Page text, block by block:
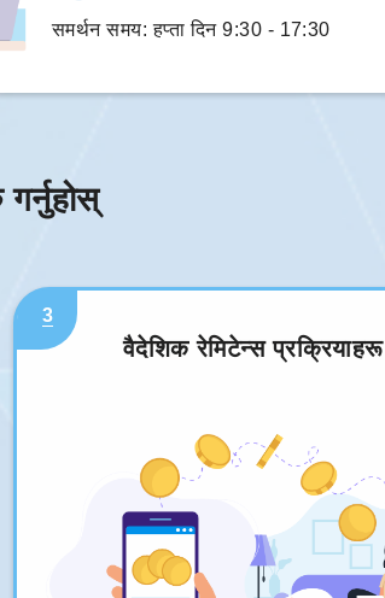
समर्थन समय: हप्ता दिन 9:30 - 17:30
3
वैदेशिक रेमिटेन्स प्रक्रियाहरू